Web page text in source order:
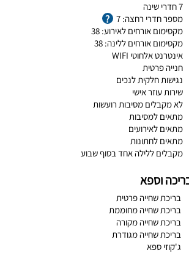
7 חדרי שינה
מספר חדרי רחצה: 7
מקסימום אורחים לאירוע: 38
מקסימום אורחים ללינה: 38
אינטרנט אלחוטי WIFI
חנייה פרטית
נגישות חלקית לנכים
שירות עוזר אישי
לא מקבלים מסיבות רועשות
מתאים למסיבות
מתאים לאירועים
מתאים לחתונות
מקבלים ללילה אחד בסוף שבוע
וספא
בריכת שחייה פרטית
בריכת שחייה מחוממת
בריכת שחייה מקורה
בריכת שחייה מגודרת
ג'קוזי ספא